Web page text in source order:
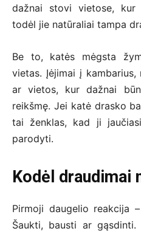
dažnai stovi vietose,
todėl jie natūraliai tampa
Be to, katės mėgsta
vietas. Įėjimai į
ar vietos, kur dažnai
reikšmę. Jei katė drasko
tai ženklas, kad ji
parodyti.
Kodėl draudimai
Pirmoji daugelio reakcija
Šaukti, bausti ar